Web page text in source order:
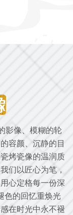
影像、模糊的轮
容颜、沉静的目
烤瓷像的温润质
们以匠心为笔，
心定格每一份深
色的回忆重焕光
在时光中永不褪